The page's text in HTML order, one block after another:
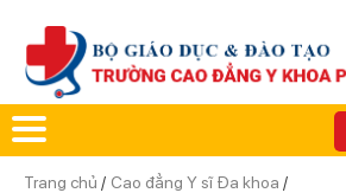
Trang chủ / Cao đẳng Y sĩ Đa khoa /